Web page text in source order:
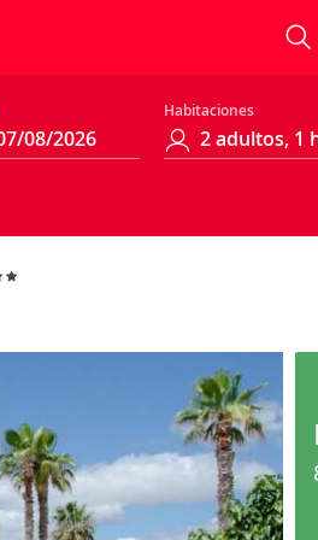
Habitaciones